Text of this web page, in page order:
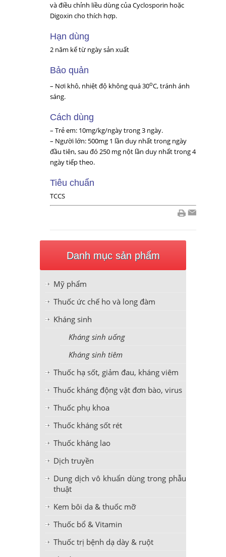
và điều chỉnh liều dùng của Cyclosporin hoặc
Digoxin cho thích hợp.
Hạn dùng
2 năm kể từ ngày sản xuất
Bảo quản
– Nơi khô, nhiệt độ không quá 30oC, tránh ánh
sáng.
Cách dùng
– Trẻ em: 10mg/kg/ngày trong 3 ngày.
– Người lớn: 500mg 1 lần duy nhất trong ngày
đầu tiên, sau đó 250 mg nột lần duy nhất trong 4
ngày tiếp theo.
Tiêu chuẩn
TCCS
Danh mục sản phẩm
Mỹ phẩm
Thuốc ức chế ho và long đàm
Kháng sinh
Kháng sinh uống
Kháng sinh tiêm
Thuốc hạ sốt, giảm đau, kháng viêm
Thuốc kháng động vật đơn bào, virus
Thuốc phụ khoa
Thuốc kháng sốt rét
Thuốc kháng lao
Dịch truyền
Dung dịch vô khuẩn dùng trong phẫu
thuật
Kem bôi da & thuốc mỡ
Thuốc bổ & Vitamin
Thuốc trị bệnh dạ dày & ruột